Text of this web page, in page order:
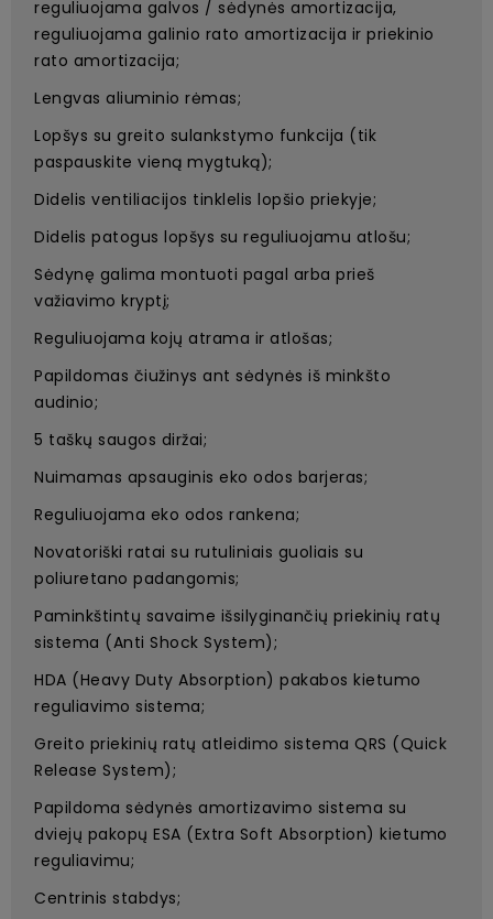
reguliuojama galvos / sėdynės amortizacija,
reguliuojama galinio rato amortizacija ir priekinio
rato amortizacija;
Lengvas aliuminio rėmas;
Lopšys su greito sulankstymo funkcija (tik
paspauskite vieną mygtuką);
Didelis ventiliacijos tinklelis lopšio priekyje;
Didelis patogus lopšys su reguliuojamu atlošu;
Sėdynę galima montuoti pagal arba prieš
važiavimo kryptį;
Reguliuojama kojų atrama ir atlošas;
Papildomas čiužinys ant sėdynės iš minkšto
audinio;
5 taškų saugos diržai;
Nuimamas apsauginis eko odos barjeras;
Reguliuojama eko odos rankena;
Novatoriški ratai su rutuliniais guoliais su
poliuretano padangomis;
Paminkštintų savaime išsilyginančių priekinių ratų
sistema (Anti Shock System);
HDA (Heavy Duty Absorption) pakabos kietumo
reguliavimo sistema;
Greito priekinių ratų atleidimo sistema QRS (Quick
Release System);
Papildoma sėdynės amortizavimo sistema su
dviejų pakopų ESA (Extra Soft Absorption) kietumo
reguliavimu;
Centrinis stabdys;